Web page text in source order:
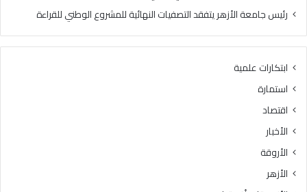
رئيس جامعة الأزهر يتفقد التصفيات النهائية للمشروع الوطني للقراءة
ابتكارات علمية
استمارة
اقتصاد
الأخبار
الأروقة
الأزهر